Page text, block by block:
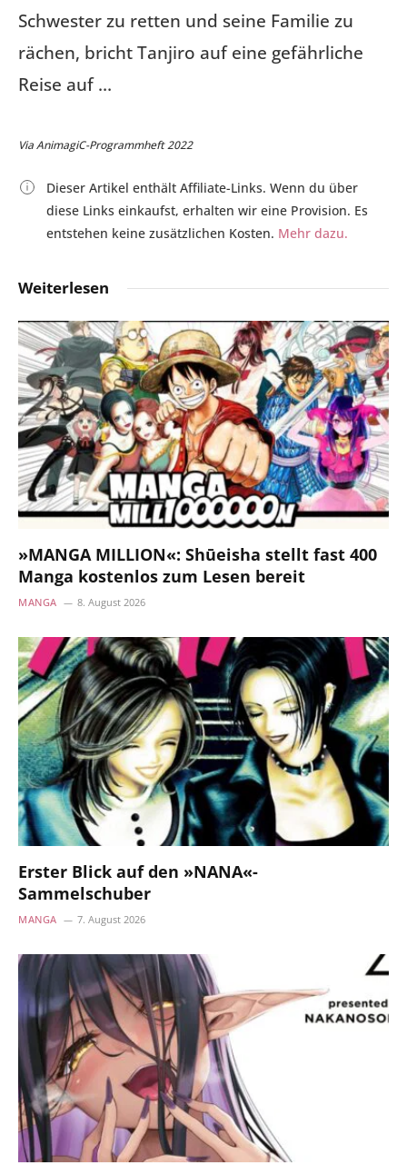
Schwester zu retten und seine Familie zu
rächen, bricht Tanjiro auf eine gefährliche
Reise auf …
Via AnimagiC-Programmheft 2022
Dieser Artikel enthält Affiliate-Links. Wenn du über
diese Links einkaufst, erhalten wir eine Provision. Es
entstehen keine zusätzlichen Kosten. Mehr dazu.
Weiterlesen
»MANGA MILLION«: Shūeisha stellt fast 400
Manga kostenlos zum Lesen bereit
MANGA 8. August 2026
Erster Blick auf den »NANA«-
Sammelschuber
MANGA 7. August 2026